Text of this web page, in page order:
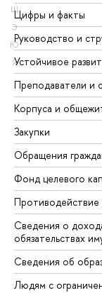
Щ
Э
Ю
Я
Цифры и факты
Руководство и
Устойчивое
Преподаватели и
Корпуса и
Закупки
Обращения
Фонд целевого
Противодействие
Сведения о
обязательствах
Сведения об
Людям с